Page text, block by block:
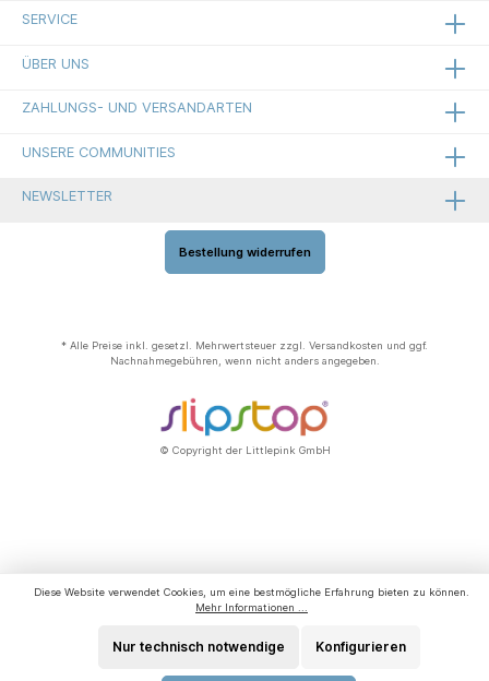
SERVICE
ÜBER UNS
ZAHLUNGS- UND VERSANDARTEN
UNSERE COMMUNITIES
NEWSLETTER
Bestellung widerrufen
* Alle Preise inkl. gesetzl. Mehrwertsteuer zzgl. Versandkosten und ggf.
Nachnahmegebühren, wenn nicht anders angegeben.
© Copyright der Littlepink GmbH
Diese Website verwendet Cookies, um eine bestmögliche Erfahrung bieten zu können.
Mehr Informationen ...
Nur technisch notwendige Konfigurieren